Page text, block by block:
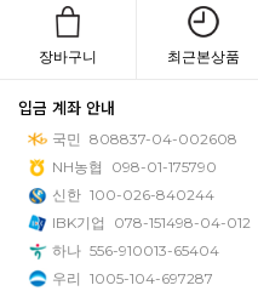
장바구니 최근본상품
입금 계좌 안내
국민 808837-04-002608
NH농협
098-01-175790
신한 100-026-840244
IBK기업
078-151498-04-012
하나 556-910013-65404
우리 1005-104-697287